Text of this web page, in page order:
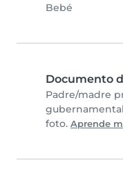
Bebé
Documento
Padre/madre
foto. Aprende